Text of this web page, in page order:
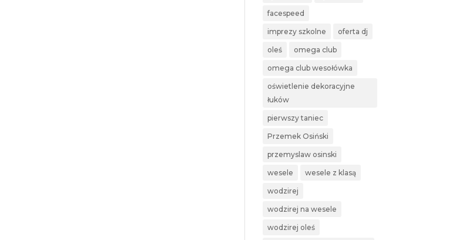
facespeed
imprezy szkolne oferta dj
oleś omega club
omega club wesołówka
oświetlenie dekoracyjne
łuków
pierwszy taniec
Przemek Osiński
przemyslaw osinski
wesele wesele z klasą
wodzirej
wodzirej na wesele
wodzirej oleś